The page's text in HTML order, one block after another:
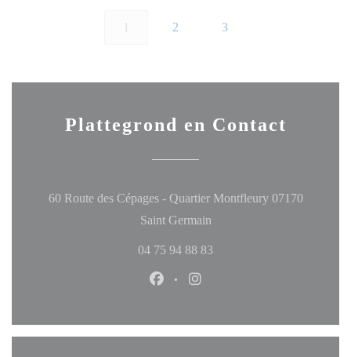
1 2 3
Plattegrond en Contact
60 Route des Cépages - Quartier Montfleury 07170
Saint Germain((opent in een nieuw
04 75 94 88 83
Facebook ((opent in een nieuw